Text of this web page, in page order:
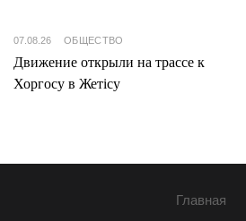
07.08.26 ОБЩЕСТВО
Движение открыли на трассе к
Хоргосу в Жетісу
Главная